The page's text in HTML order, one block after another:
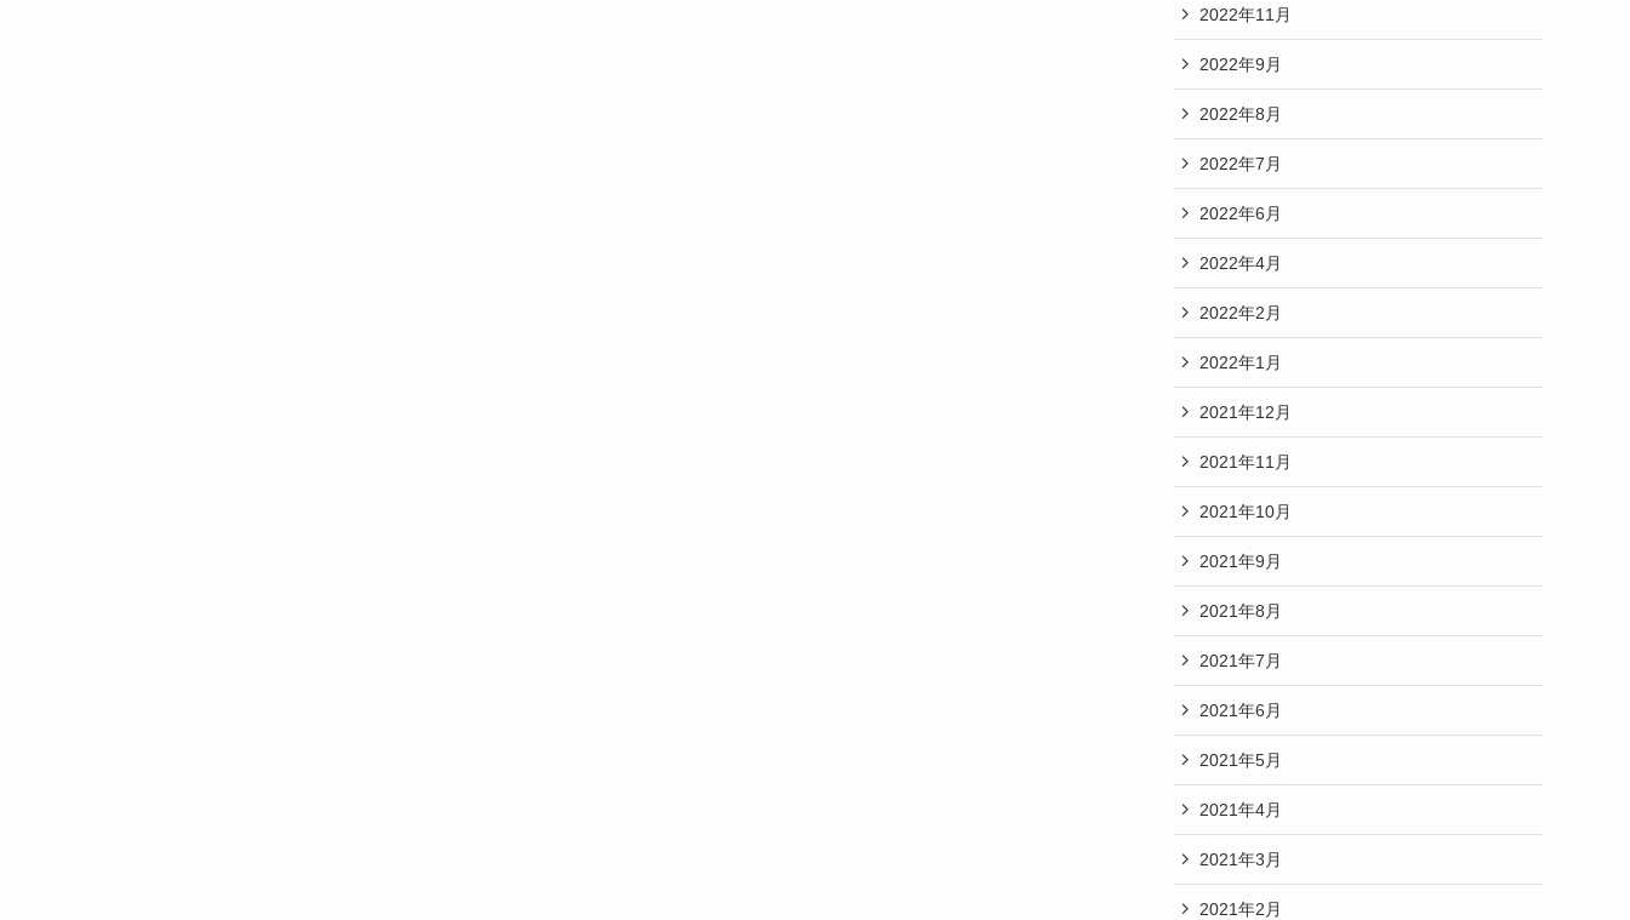
2022年11月
2022年9月
2022年8月
2022年7月
2022年6月
2022年4月
2022年2月
2022年1月
2021年12月
2021年11月
2021年10月
2021年9月
2021年8月
2021年7月
2021年6月
2021年5月
2021年4月
2021年3月
2021年2月